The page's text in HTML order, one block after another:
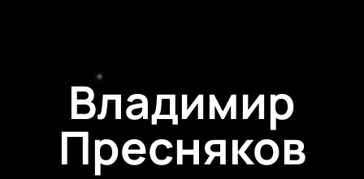
Владимир
Пресняков